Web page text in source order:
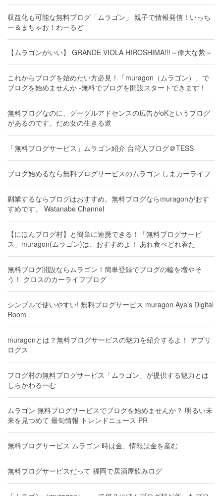
収益化も可能な無料ブログ「ムラゴン」 親子で情報発信！いっち
ー＆まちゃお！わーるど
【ムラゴンがいい】 GRANDE VIOLA HIROSHIMA!!!～偉大な紫～
これからブログを始めたい方必見！「muragon（ムラゴン）」で
ブログを始めませんか -無料でブログを開設スタートできます！
無料ブログなのに、グーグルアドセンスの広告がoKというブログ
があるのです。だめ女の生きる道
「無料ブログサービス」ムラゴン紹介 台湾人ブログ＠TESS
ブログ始めるなら無料ブログサービスのムラゴン しまカーライフ
副業するならブログはおすすめ。無料ブログならmuragonがおす
すめです。 Watanabe Channel
【にほんブログ村】と簡単に連携できる！「無料ブログサービ
ス」muragon(ムラゴン)は、おすすめよ！ あれ食べどれ着た
無料ブログ開設ならムラゴン！簡単登録でブログの輪を増やそ
う！ クロスのカーライフブログ
シンプルで使いやすい! 無料ブログサービス muragon Aya's Digital
Room
muragonとは？無料ブログサービスの魅力を紹介するよ！ アプリ
ログス
ブログ村の無料ブログサービス「ムラゴン」が提供する魅力とは
しらかわるーむ
ムラゴン 無料ブログサービスでブログを始めませんか？ 明るい未
来を見つめて 最旬情報 トレンドニュース PR
無料ブログサービス ムラゴン 時は金、情報は金を産む
無料ブログサービスだって 福岡で居酒屋飲みログ